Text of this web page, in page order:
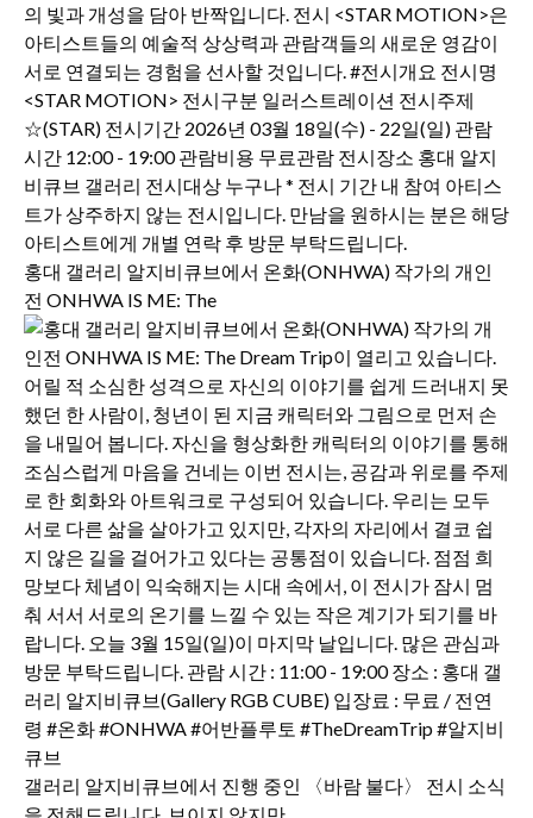
홍대 갤러리 알지비큐브에서 온화(ONHWA) 작가의 개인
전 ONHWA IS ME: The
갤러리 알지비큐브에서 진행 중인 〈바람 불다〉 전시 소식
을 전해드립니다. 보이지 않지만